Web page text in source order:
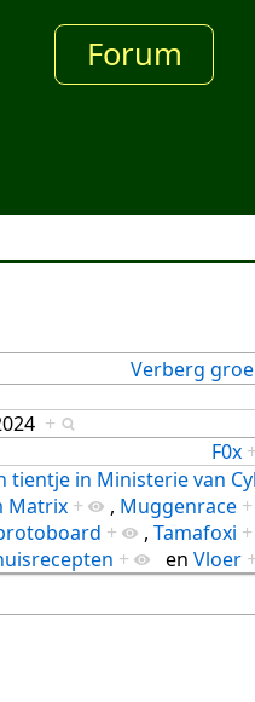
Forum
Verberg
+
F0x +
tientje in Ministerie van
Matrix + , Muggenrace +
+ , Tamafoxi +
+ en Vloer +